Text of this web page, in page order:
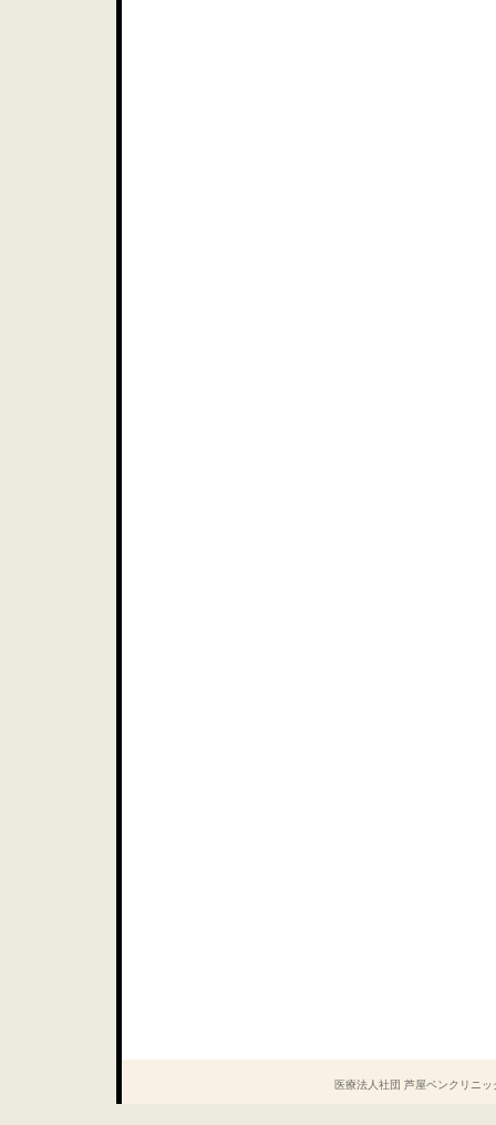
医療法人社団 芦屋ベンクリニ